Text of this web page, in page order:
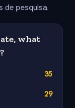
de pesquisa.
what
35
29